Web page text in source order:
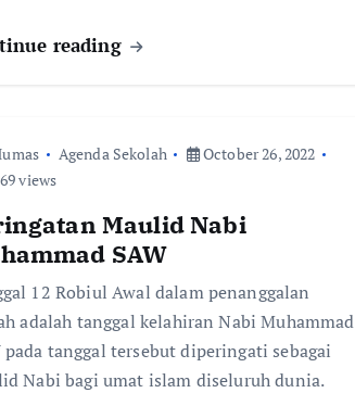
reading
Agenda Sekolah
October 26, 2022
views
Maulid Nabi
SAW
12 Robiul Awal dalam penanggalan
adalah tanggal kelahiran Nabi Muhammad
pada tanggal tersebut diperingati sebagai
Nabi bagi umat islam diseluruh dunia.